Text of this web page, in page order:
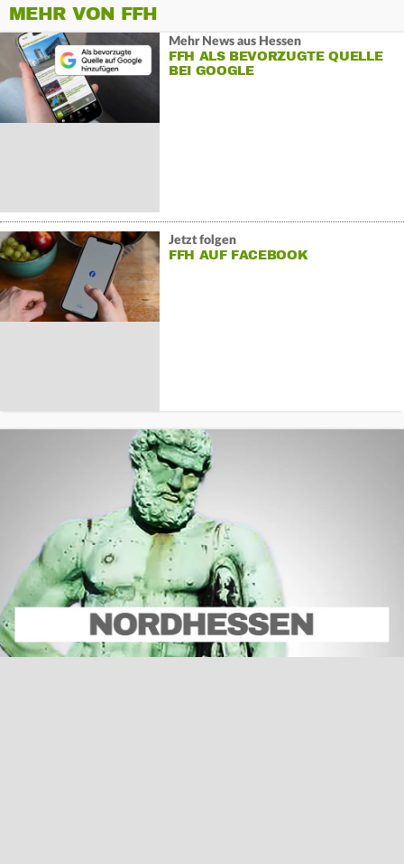
MEHR VON FFH
Mehr News aus Hessen
FFH ALS BEVORZUGTE QUELLE
BEI GOOGLE
Jetzt folgen
FFH AUF FACEBOOK